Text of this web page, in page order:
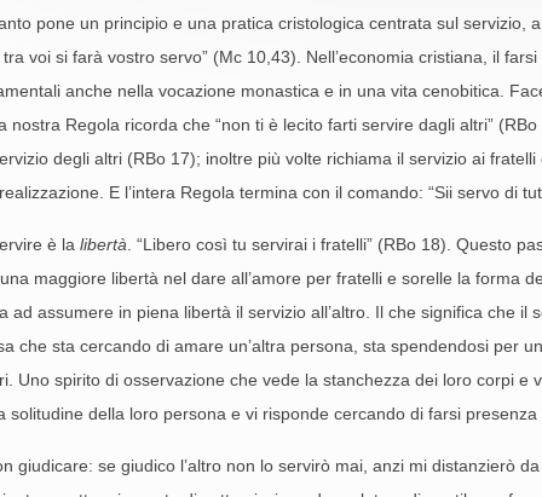
pone un principio e una pratica cristologica centrata sul servizio,
voi si farà vostro servo” (Mc 10,43). Nell’economia cristiana, il
anche nella vocazione monastica e in una vita cenobitica.
nostra Regola ricorda che “non ti è lecito farti servire dagli altri”
degli altri (RBo 17); inoltre più volte richiama il servizio ai
E l’intera Regola termina con il comando: “Sii servo di
è la libertà . “Libero così tu servirai i fratelli” (RBo 18). Questo
maggiore libertà nel dare all’amore per fratelli e sorelle la forma
ad assumere in piena libertà il servizio all’altro. Il che significa che
che sta cercando di amare un’altra persona, sta spendendosi per
Uno spirito di osservazione che vede la stanchezza dei loro corpi
solitudine della loro persona e vi risponde cercando di farsi
giudicare: se giudico l’altro non lo servirò mai, anzi mi distanzierò